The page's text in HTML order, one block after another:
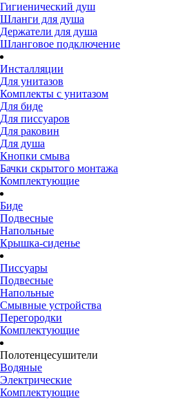
Гигиенический душ
Шланги для душа
Держатели для душа
Шланговое подключение
Инсталляции
Для унитазов
Комплекты с унитазом
Для биде
Для писсуаров
Для раковин
Для душа
Кнопки смыва
Бачки скрытого монтажа
Комплектующие
Биде
Подвесные
Напольные
Крышка-сиденье
Писсуары
Подвесные
Напольные
Смывные устройства
Перегородки
Комплектующие
Полотенцесушители
Водяные
Электрические
Комплектующие